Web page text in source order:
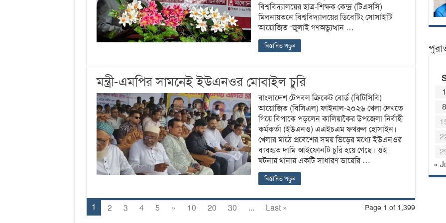
বিশ্ববিদ্যালয়ের ছাত্র-শিক্ষক কেন্দ্র (টিএসসি)
মিলনায়তনে বিশ্ববিদ্যালয়ের ডিবেটিং সোসাইটি
আয়োজিত ‘জুলাই গণঅভ্যুত্থান …
বিস্তারিত পড়ুন
মন্ত্রী-এমপির সামনেই ইউএনওর মোবাইল চুরি
বাংলাদেশ টেপবল ক্রিকেট বোর্ড (বিটিসিবি)
আয়োজিত (বিসিএল) ফাইনাল-২০২৬ খেলা দেখতে
গিয়ে বিপাকে পড়লেন কালিয়াকৈর উপজেলা নির্বাহী
কর্মকর্তা (ইউএনও) এএইচএম ফখরুল হোসাইন।
খেলার মাঠে প্রবেশের সময় ভিড়ের মধ্যে ইউএনওর
ব্যবহৃত দামি আইফোনটি চুরি হয়ে গেছে। ওই
ঘটনায় থানায় একটি সাধারণ ডায়েরি …
বিস্তারিত পড়ুন
Page 1 of 1,399
1 2 3 4 5 » 10 20 30 ... Last »
1
8
«